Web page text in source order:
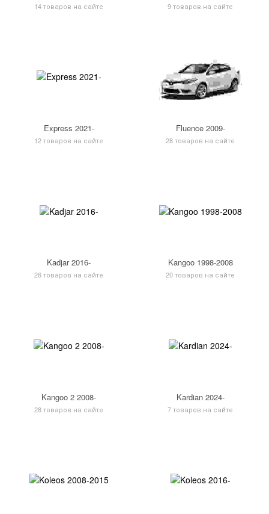
14 товаров на сайте 9 товаров на сайте
Express 2021-
12 товаров на сайте
Fluence 2009-
28 товаров на сайте
Kadjar 2016-
26 товаров на сайте
Kangoo 1998-2008
20 товаров на сайте
Kangoo 2 2008-
28 товаров на сайте
Kardian 2024-
7 товаров на сайте